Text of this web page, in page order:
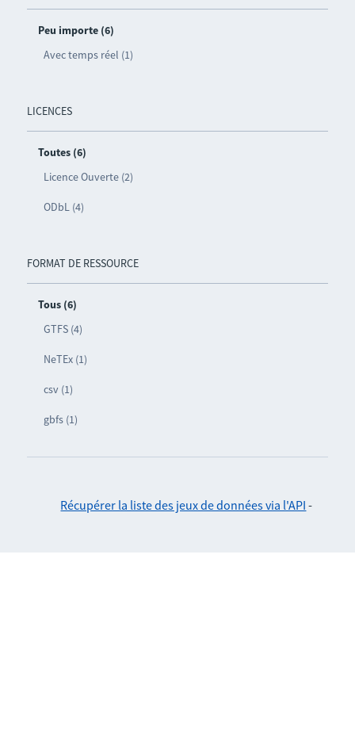
Peu importe (6)
Avec temps réel (1)
LICENCES
Toutes (6)
Licence Ouverte (2)
ODbL (4)
FORMAT DE RESSOURCE
Tous (6)
GTFS (4)
NeTEx (1)
csv (1)
gbfs (1)
Récupérer la liste des jeux de données via l'API -